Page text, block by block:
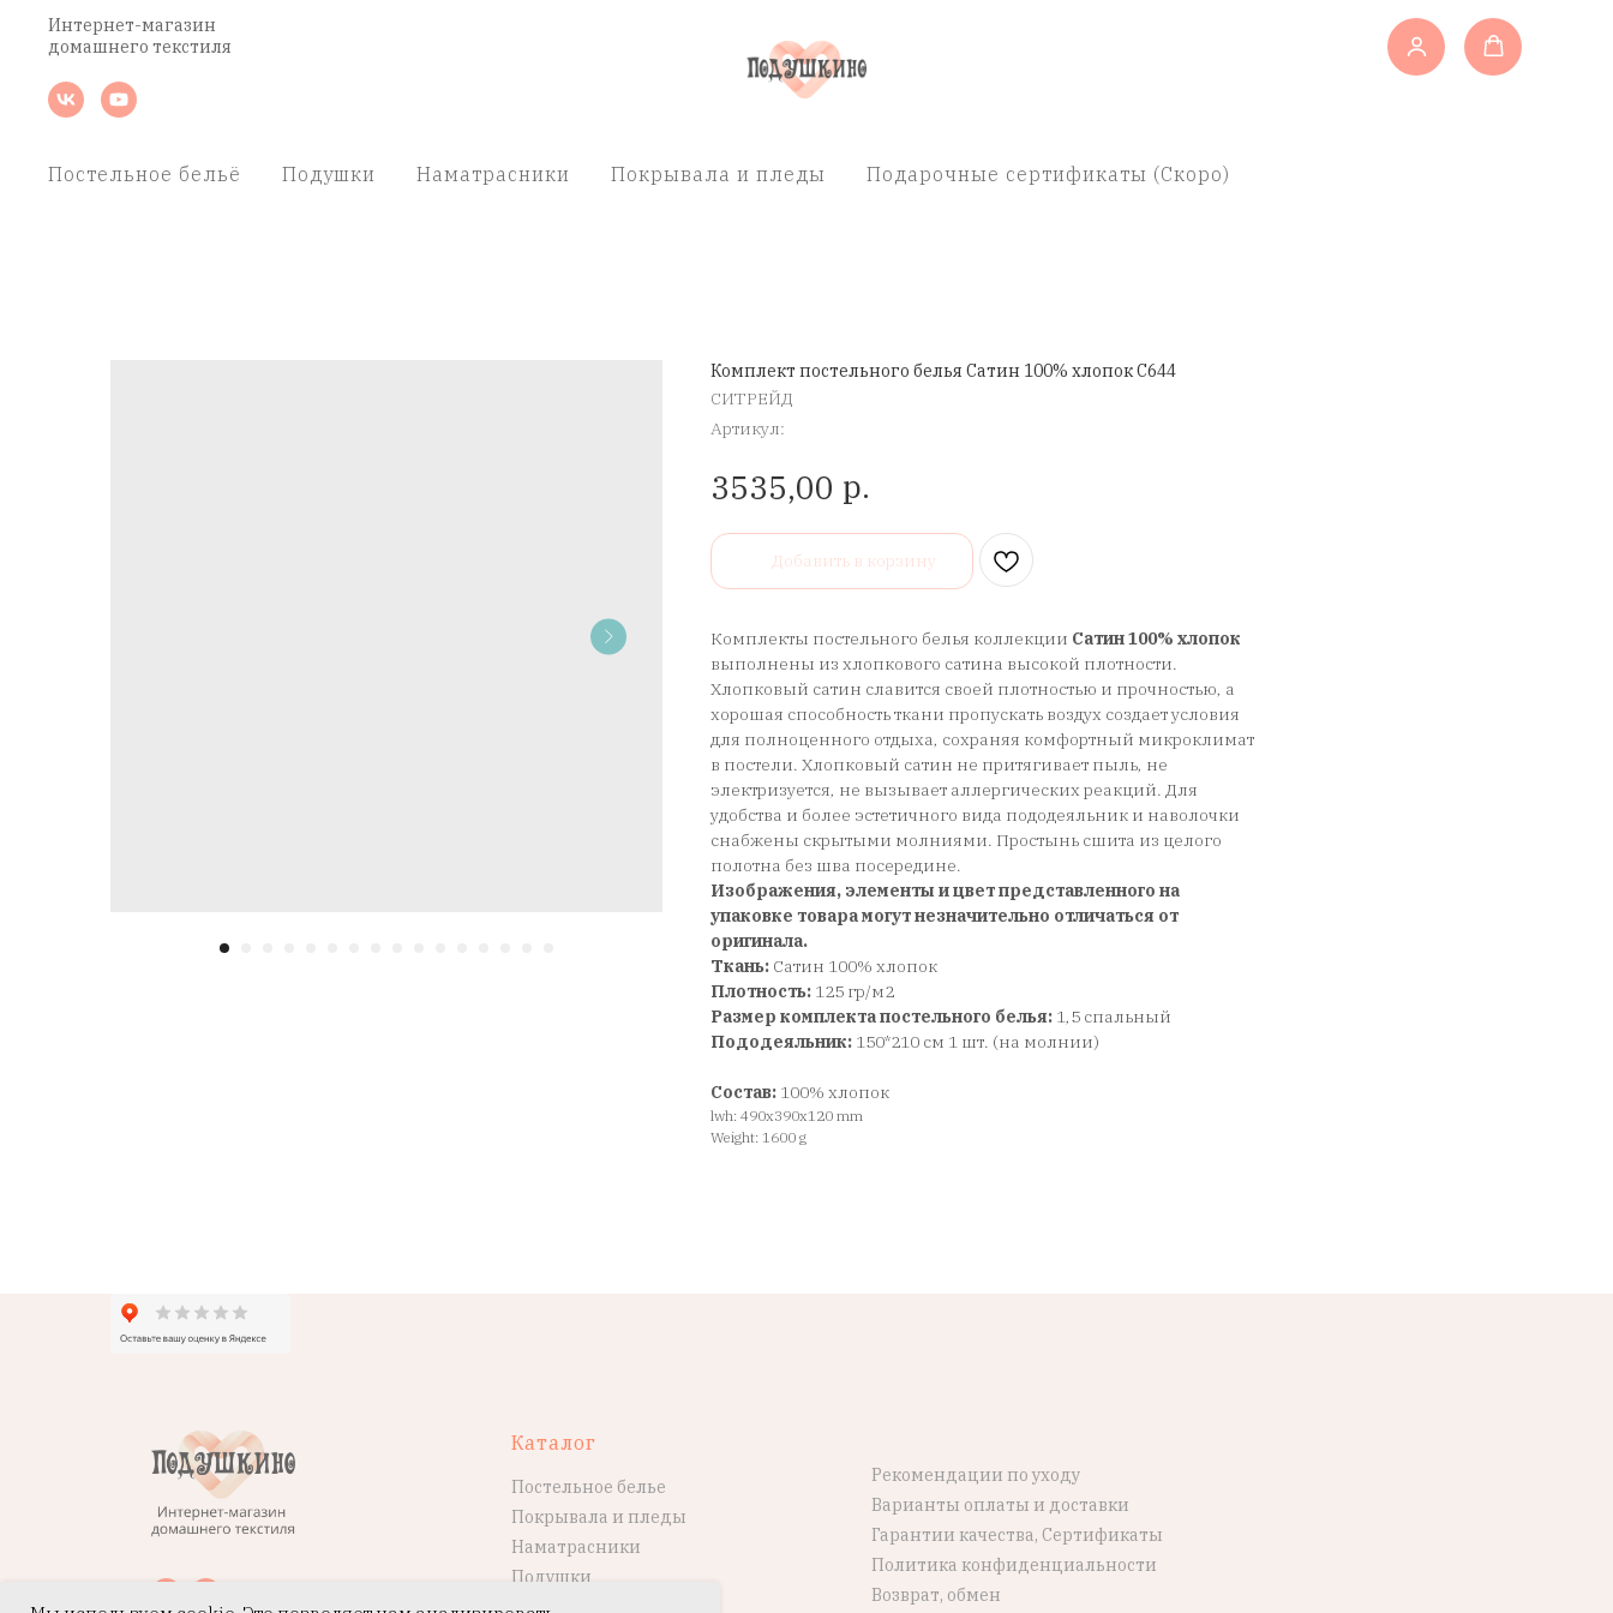
Интернет-магазин
домашнего текстиля
Постельное бельё Подушки Наматрасники Покрывала и пледы Подарочные сертификаты (Скоро)
Комплект постельного белья Сатин 100% хлопок C644
СИТРЕЙД
Артикул:
3535,00 р.
Добавить в корзину
Комплекты постельного белья коллекции Сатин 100% хлопок
выполнены из хлопкового сатина высокой плотности.
Хлопковый сатин славится своей плотностью и прочностью, а
хорошая способность ткани пропускать воздух создает условия
для полноценного отдыха, сохраняя комфортный микроклимат
в постели. Хлопковый сатин не притягивает пыль, не
электризуется, не вызывает аллергических реакций. Для
удобства и более эстетичного вида пододеяльник и наволочки
снабжены скрытыми молниями. Простынь сшита из целого
полотна без шва посередине.
Изображения, элементы и цвет представленного на
упаковке товара могут незначительно отличаться от
оригинала.
Ткань: Сатин 100% хлопок
Плотность: 125 гр/м2
Размер комплекта постельного белья: 1,5 спальный
Пододеяльник: 150*210 см 1 шт. (на молнии)
Состав: 100% хлопок
lwh: 490x390x120 mm
Weight: 1600 g
Каталог
Постельное белье
Покрывала и пледы
Наматрасники
Подушки
Рекомендации по уходу
Варианты оплаты и доставки
Гарантии качества, Сертификаты
Политика конфиденциальности
Возврат, обмен